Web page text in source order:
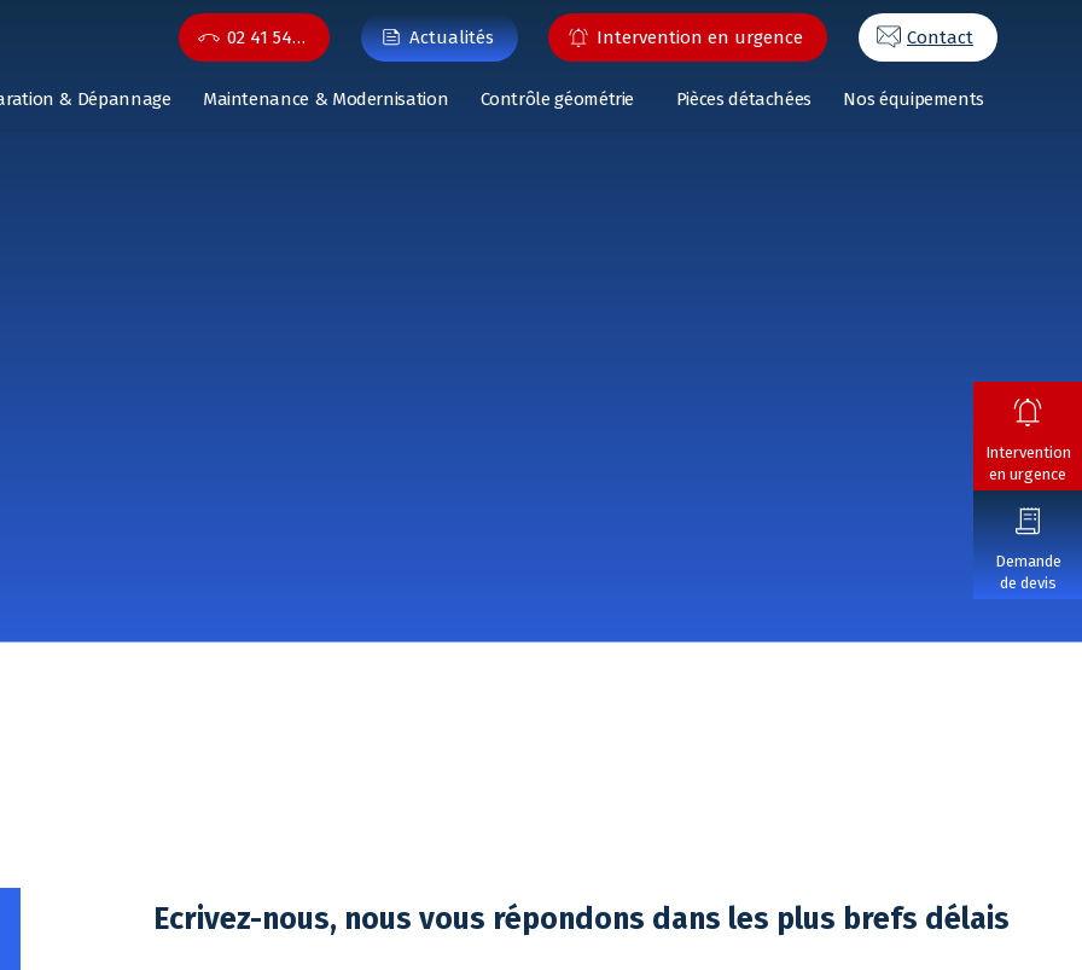
02 41 54… Actualités Intervention en urgence Contact
& Dépannage Maintenance & Modernisation Contrôle géométrie Pièces détachées Nos équipements
Intervention
en urgence
Demande
de devis
Ecrivez-nous, nous vous répondons dans les plus brefs délais